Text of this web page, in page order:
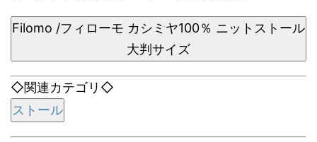
Filomo /フィローモ カシミヤ100％ ニットストール
大判サイズ
◇関連カテゴリ◇
ストール